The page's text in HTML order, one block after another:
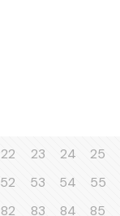
22 23 24 25
52 53 54 55
82 83 84 85